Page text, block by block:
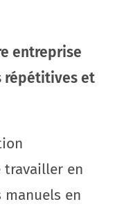
entreprise
répétitives et
travailler en
en